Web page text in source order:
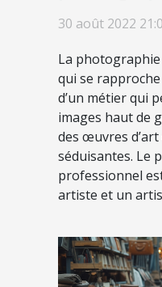
30 août 2022
La
qui se rapproche
d’un métier qui
images haut de
des œuvres
séduisantes. Le
professionnel
artiste et un